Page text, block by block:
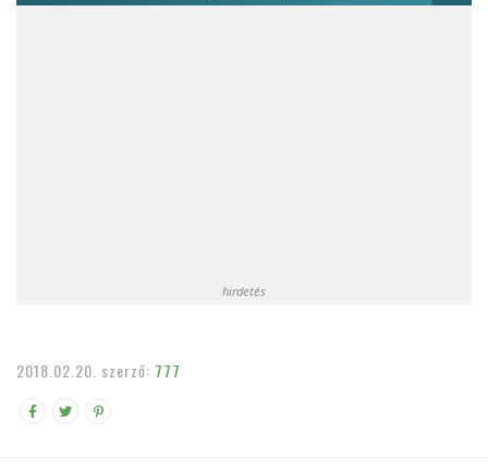
hirdetés
2018.02.20. szerző: 777